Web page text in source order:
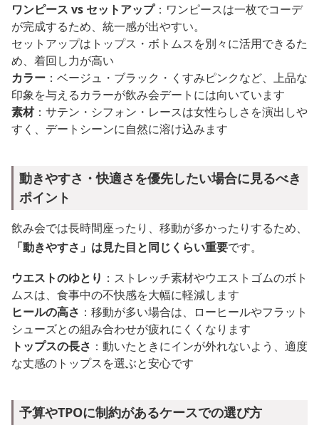
ワンピース vs セットアップ：ワンピースは一枚でコーデ
が完成するため、統一感が出やすい。
セットアップはトップス・ボトムスを別々に活用できるた
め、着回し力が高い
カラー ：ベージュ・ブラック・くすみピンクなど、上品な
印象を与えるカラーが飲み会デートには向いています
素材：サテン・シフォン・レースは女性らしさを演出しや
すく、デートシーンに自然に溶け込みます
動きやすさ・快適さを優先したい場合に見るべき
ポイント
飲み会では長時間座ったり、移動が多かったりするため、
「動きやすさ」は見た目と同じくらい重要です。
ウエストのゆとり ：ストレッチ素材やウエストゴムのボト
ムスは、食事中の不快感を大幅に軽減します
ヒールの高さ ：移動が多い場合は、ローヒールやフラット
シューズとの組み合わせが疲れにくくなります
トップスの長さ ：動いたときにインが外れないよう、適度
な丈感のトップスを選ぶと安心です
予算やTPOに制約があるケースでの選び方